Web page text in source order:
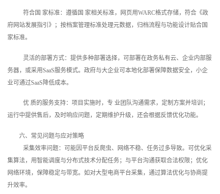
符合国 家标准：遵循国 家相关标准，网页用WARC格式存储，符合《政
府网站发展指引》；按档案管理标准处理元数据，归档流程与功能设计贴合国
家标准。
灵活的部署方式：提供多种部署选择，可部署在政务私有云、企业内部服
务器，或采用SaaS服务模式。政府与大企业可本地化部署保障数据安全，小企
业可通过SaaS降低成本。
优 质的服务支持：项目实施时，专 业团队沟通需求，定制方案并培训；
运行中提供售后，及时响应问题，定期维护升级，还会根据反馈优化功能。
六、常见问题与应对策略
采集效率问题：可能因平台反爬虫、网络不稳、任务过多导致。可优化采
集算法，用智能调度与分布式技术分配任务；与平台沟通获取合法权限；优化
网络环境，保障稳定与带宽。如对大型电商平台采集，通过算法优化与协商提
升效率。